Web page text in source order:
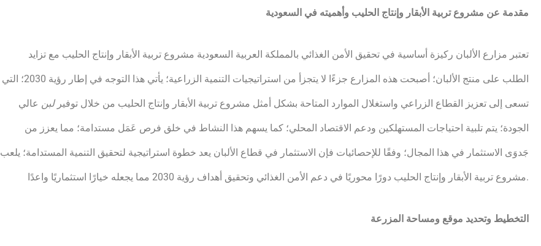
مقدمة عن مشروع تربية الأبقار وإنتاج الحليب وأهميته في السعودية
تعتبر مزارع الألبان ركيزة أساسية في تحقيق الأمن الغذائي بالمملكة العربية السعودية مشروع تربية الأبقار وإنتاج الحليب مع تزايد
الطلب على منتج الألبان؛ أصبحت هذه المزارع جزءًا لا يتجزأ من استراتيجيات التنمية الزراعية؛ يأتي هذا التوجه في إطار رؤية 2030؛ التي
تسعى إلى تعزيز القطاع الزراعي واستغلال الموارد المتاحة بشكل أمثل مشروع تربية الأبقار وإنتاج الحليب من خلال توفيرلبن عالي
الجودة؛ يتم تلبية احتياجات المستهلكين ودعم الاقتصاد المحلي؛ كما يسهم هذا النشاط في خلق فرص عَمَل مستدامة؛ مما يعزز من
جَدوَى الاستثمار في هذا المجال؛ وفقًا للإحصائيات فإن الاستثمار في قطاع الألبان يعد خطوة استراتيجية لتحقيق التنمية المستدامة؛ يلعب
مشروع تربية الأبقار وإنتاج الحليب دورًا محوريًا في دعم الأمن الغذائي وتحقيق أهداف رؤية 2030 مما يجعله خيارًا استثماريًا واعدًا.
التخطيط وتحديد موقع ومساحة المزرعة